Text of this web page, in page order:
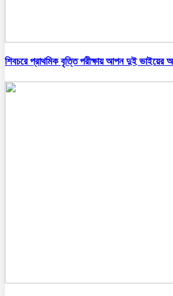
শিবচরে প্রাথমিক বৃত্তি পরীক্ষায় আপন দুই ভাইয়ের